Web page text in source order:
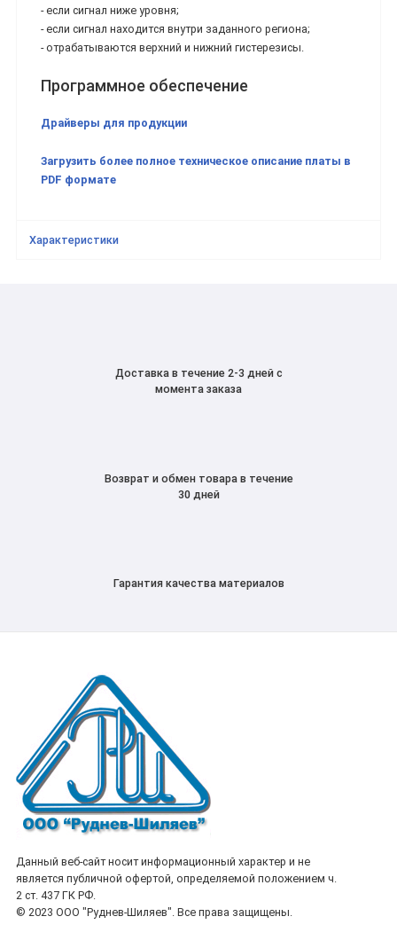
- если сигнал ниже уровня;
- если сигнал находится внутри заданного региона;
- отрабатываются верхний и нижний гистерезисы.
Программное обеспечение
Драйверы для продукции
Загрузить более полное техническое описание платы в
PDF формате
Характеристики
Доставка в течение 2-3 дней с
момента заказа
Возврат и обмен товара в течение
30 дней
Гарантия качества материалов
Данный веб-сайт носит информационный характер и не
является публичной офертой, определяемой положением ч.
2 ст. 437 ГК РФ.
© 2023 ООО "Руднев-Шиляев". Все права защищены.